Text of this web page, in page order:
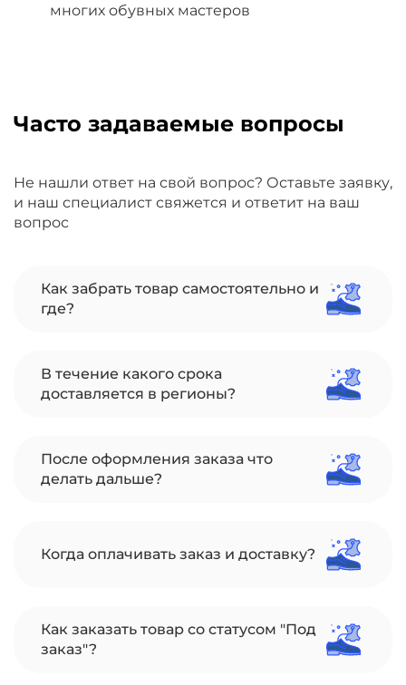
многих обувных мастеров
Часто задаваемые вопросы
Не нашли ответ на свой вопрос? Оставьте заявку,
и наш специалист свяжется и ответит на ваш
вопрос
Как забрать товар самостоятельно и
где?
В течение какого срока
доставляется в регионы?
После оформления заказа что
делать дальше?
Когда оплачивать заказ и доставку?
Как заказать товар со статусом "Под
заказ"?